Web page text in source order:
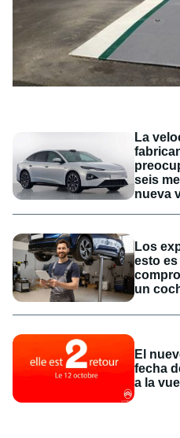
La
seis
nueva
Los
esto
un
El
fecha
a la